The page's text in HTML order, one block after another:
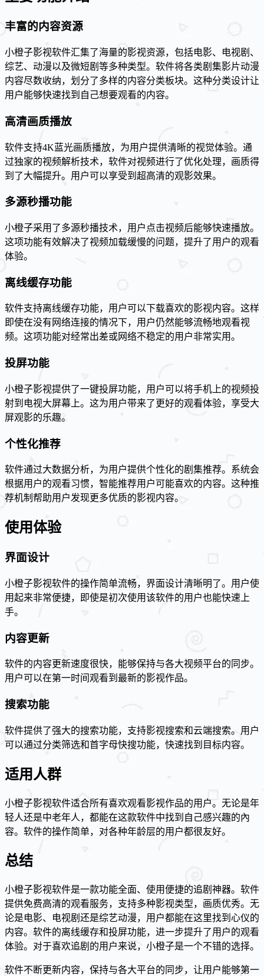
丰富的内容资源
小橙子影视软件汇集了海量的影视资源，包括电影、电视剧、
综艺、动漫以及微短剧等多种类型。软件将各类剧集影片动漫
内容尽数收纳，划分了多样的内容分类板块。这种分类设计让
用户能够快速找到自己想要观看的内容。
高清画质播放
软件支持4K蓝光画质播放，为用户提供清晰的视觉体验。通
过独家的视频解析技术，软件对视频进行了优化处理，画质得
到了大幅提升。用户可以享受到超高清的观影效果。
多源秒播功能
小橙子采用了多源秒播技术，用户点击视频后能够快速播放。
这项功能有效解决了视频加载缓慢的问题，提升了用户的观看
体验。
离线缓存功能
软件支持离线缓存功能，用户可以下载喜欢的影视内容。这样
即使在没有网络连接的情况下，用户仍然能够流畅地观看视
频。这项功能对经常出差或网络不稳定的用户非常实用。
投屏功能
小橙子影视提供了一键投屏功能，用户可以将手机上的视频投
射到电视大屏幕上。这为用户带来了更好的观看体验，享受大
屏观影的乐趣。
个性化推荐
软件通过大数据分析，为用户提供个性化的剧集推荐。系统会
根据用户的观看习惯，智能推荐用户可能喜欢的内容。这种推
荐机制帮助用户发现更多优质的影视内容。
使用体验
界面设计
小橙子影视软件的操作简单流畅，界面设计清晰明了。用户使
用起来非常便捷，即使是初次使用该软件的用户也能快速上
手。
内容更新
软件的内容更新速度很快，能够保持与各大视频平台的同步。
用户可以在第一时间观看到最新的影视作品。
搜索功能
软件提供了强大的搜索功能，支持影视搜索和云端搜索。用户
可以通过分类筛选和首字母快搜功能，快速找到目标内容。
适用人群
小橙子影视软件适合所有喜欢观看影视作品的用户。无论是年
轻人还是中老年人，都能在这款软件中找到自己感兴趣的內
容。软件的操作简单，对各种年龄层的用户都很友好。
总结
小橙子影视软件是一款功能全面、使用便捷的追剧神器。软件
提供免费高清的观看服务，支持多种影视类型，画质优秀。无
论是电影、电视剧还是综艺动漫，用户都能在这里找到心仪的
内容。软件的离线缓存和投屏功能，进一步提升了用户的观看
体验。对于喜欢追剧的用户来说，小橙子是一个不错的选择。
软件不断更新内容，保持与各大平台的同步，让用户能够第一